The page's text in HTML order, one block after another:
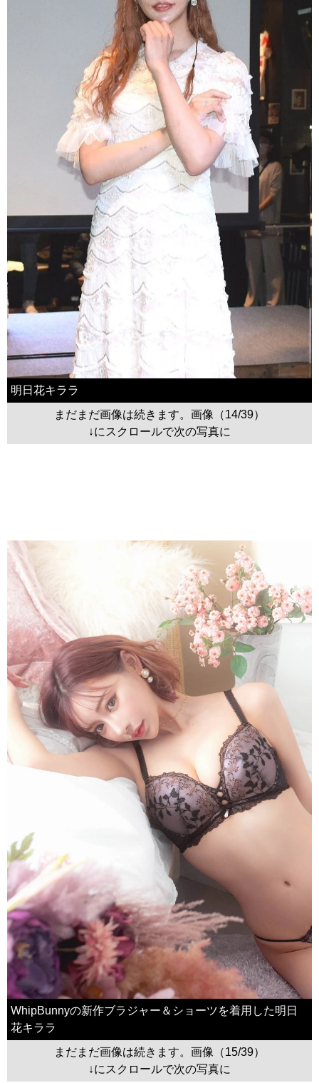
明日花キララ
まだまだ画像は続きます。画像（14/39）
↓にスクロールで次の写真に
WhipBunnyの新作ブラジャー＆ショーツを着用した明日
花キララ
まだまだ画像は続きます。画像（15/39）
↓にスクロールで次の写真に